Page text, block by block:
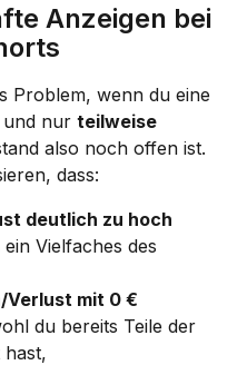
Anzeigen bei
Problem, wenn du eine
und nur teilweise
also noch offen ist.
dass:
deutlich zu hoch
Vielfaches des
Verlust mit 0 €
du bereits Teile der